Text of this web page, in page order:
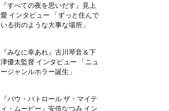
『すべての夜を思いだす』見上
愛 インタビュー 「ずっと住んで
いる街のような大事な場所」
『みなに幸あれ』古川琴音＆下
津優太監督 インタビュー 「ニュ
ージャンルホラー誕生」
『パウ・パトロール ザ・マイテ
ィ・ムービー』安倍なつみ イン